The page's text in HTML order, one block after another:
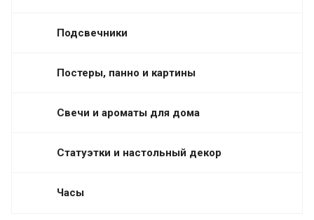
Подсвечники
Постеры, панно и картины
Свечи и ароматы для дома
Статуэтки и настольный декор
Часы